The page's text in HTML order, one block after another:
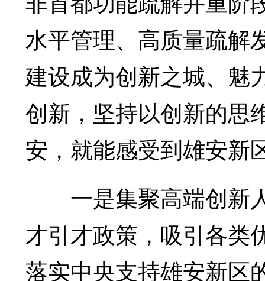
水平管理、高质量疏解
建设成为创新之城、魅
创新，坚持以创新的思
安，就能感受到雄安新
一是集聚高端创新
才引才政策，吸引各类
落实中央支持雄安新区